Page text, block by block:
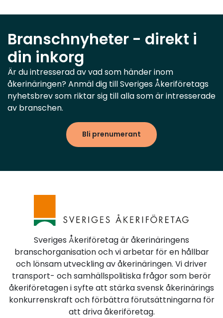
Branschnyheter - direkt i
din inkorg
Är du intresserad av vad som händer inom
åkerinäringen? Anmäl dig till Sveriges Åkeriföretags
nyhetsbrev som riktar sig till alla som är intresserade
av branschen.
Bli prenumerant
Sveriges Åkeriföretag är åkerinäringens
branschorganisation och vi arbetar för en hållbar
och lönsam utveckling av åkerinäringen. Vi driver
transport- och samhällspolitiska frågor som berör
åkeriföretagen i syfte att stärka svensk åkerinärings
konkurrenskraft och förbättra förutsättningarna för
att driva åkeriföretag.